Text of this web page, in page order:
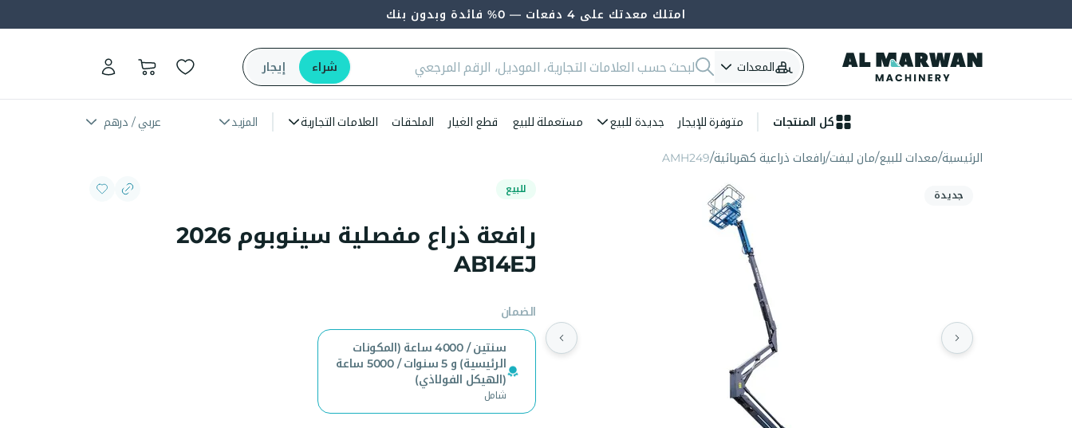
امتلك معدتك على 4 دفعات — 0% فائدة وبدون بنك
المعدات شراء إيجار
كل المنتجات متوفرة للإيجار جديدة للبيع مستعملة للبيع قطع الغيار الملحقات العلامات التجارية المزيد عربي / درهم
الرئيسية معدات للبيع مان ليفت رافعات ذراعية كهربائية AMH249
جديدة للبيع
رافعة ذراع مفصلية سينوبوم 2026
AB14EJ
الضمان
سنتين / 4000 ساعة (المكونات
الرئيسية) و 5 سنوات / 5000 ساعة
(الهيكل الفولاذي)
شامل